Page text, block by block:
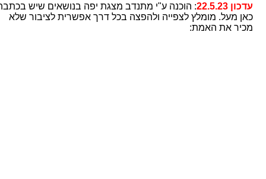
עדכון 22.5.23
: הוכנה ע"י מתנדב מצגת יפה בנושאים שיש בכתבה
כאן מעל. מומלץ לצפייה ולהפצה בכל דרך אפשרית לציבור שלא
מכיר את האמת: